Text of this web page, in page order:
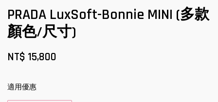
PRADA LuxSoft-Bonnie MINI (多款
顏色/尺寸)
NT$ 15,800
適用優惠